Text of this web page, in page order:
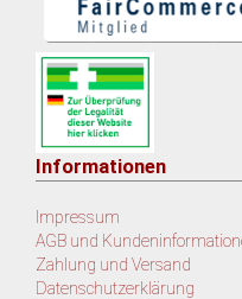
Informationen
Impressum
AGB und
Zahlung und Versand
Datenschutzerklärung